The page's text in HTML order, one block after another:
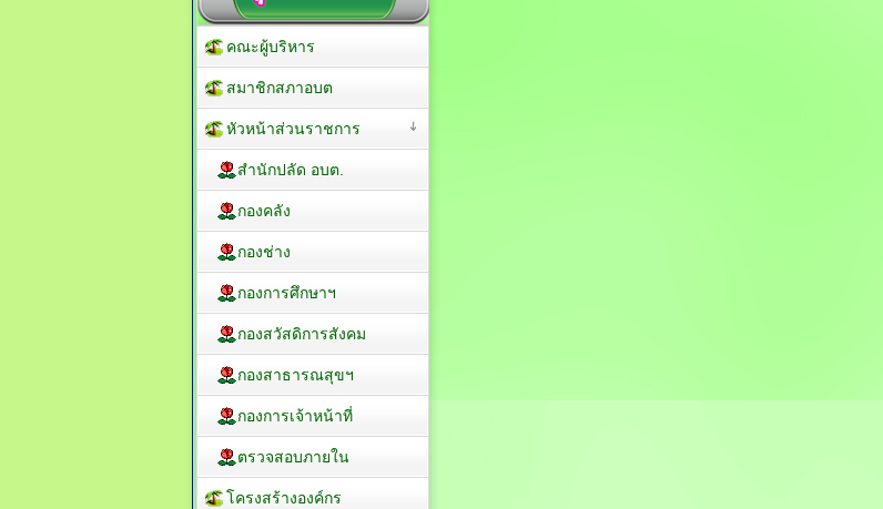
คณะผู้บริหาร
สมาชิกสภาอบต
หัวหน้าส่วนราชการ
สำนักปลัด อบต.
กองคลัง
กองช่าง
กองการศึกษาฯ
กองสวัสดิการสังคม
กองสาธารณสุขฯ
กองการเจ้าหน้าที่
ตรวจสอบภายใน
โครงสร้างองค์กร